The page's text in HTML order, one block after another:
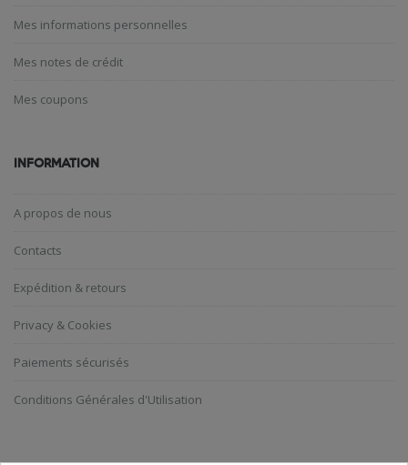
Mes informations personnelles
Mes notes de crédit
Mes coupons
INFORMATION
A propos de nous
Contacts
Expédition & retours
Privacy & Cookies
Paiements sécurisés
Conditions Générales d'Utilisation